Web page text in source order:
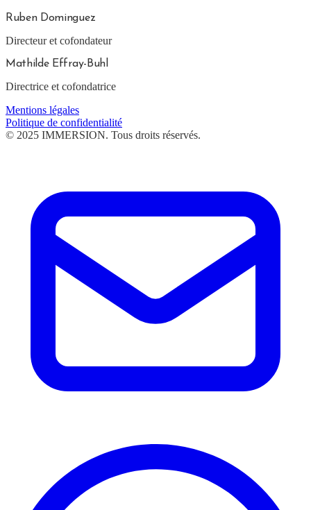
Ruben Dominguez
Directeur et cofondateur
Mathilde Effray-Buhl
Directrice et cofondatrice
Mentions légales
Politique de confidentialité
© 2025 IMMERSION. Tous droits réservés.